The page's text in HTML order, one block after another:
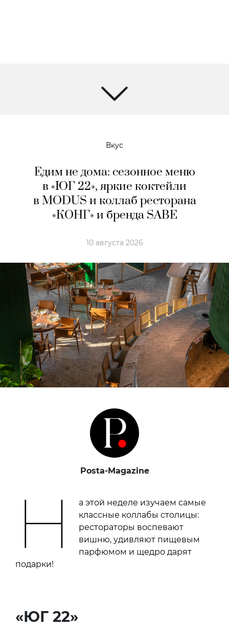
Вкус
Едим не дома: сезонное меню
в «ЮГ 22», яркие коктейли
в MODUS и коллаб ресторана
«КОНГ» и бренда SABE
10 августа 2026
Posta-Magazine
Н
а этой неделе изучаем самые
классные коллабы столицы:
рестораторы воспевают
вишню, удивляют пищевым
парфюмом и щедро дарят
подарки!
«ЮГ 22»